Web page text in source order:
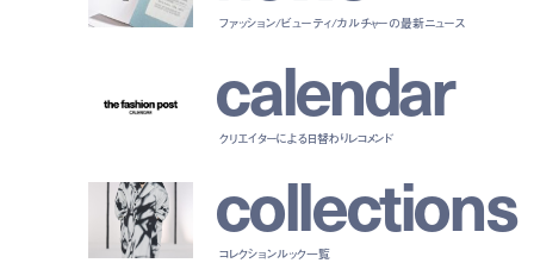
ファッション/ビューティ/カルチャーの最新ニュース
calendar
クリエイターによる日替わりレコメンド
collections
コレクションルック一覧